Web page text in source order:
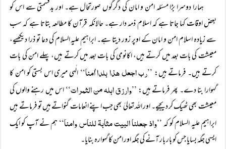
ہمارا دوسرا بڑا مسئلہ امن و امان کی دگرگوں صورتحال ہے۔ اور بدقسمتی سے اس کو
بعض اوقات کہا جاتا ہے کہ اسلام ذمہ دار ہے۔ حالانکہ قرآن کا مطالعہ بتاتا ہے کہ سب
سے زیادہ اسلام امن و امان کے اوپر زور دیتا ہے۔ ابراہیم علیہ السلام کی دعا تو ذرا دیکھیے،
معیشت کی بات بعد میں کرتے ہیں، اکانومی کی بات بعد میں کرتے ہیں، پہلے امن کی بات
کرتے ہیں۔ فرماتے ہیں: ’’رب اجعل ھذا بلدا اٰمنا‘‘الٰہی میری اس بستی کو امن کا
گہوارا بنا دے۔ پھر فرماتے ہیں: ’’وارزق اہلہ من الثمرات‘‘اس میں رہنے والوں کی
معیشت بھی ٹھیک کر دیجیے۔ اور اللہ تعالیٰ بھی جب اپنے انعامات گنواتے ہیں تو فرماتے ہیں
ابراہیم علیہ السلام کو کہ’’واذ جعلنا البیت مثابۃ للناس وامنا‘‘ہم نے آپ کو ایک
ایسی جگہ بسایا جس کو بار بار آنے کی جگہ اور امن کا گہوارہ بنایا۔